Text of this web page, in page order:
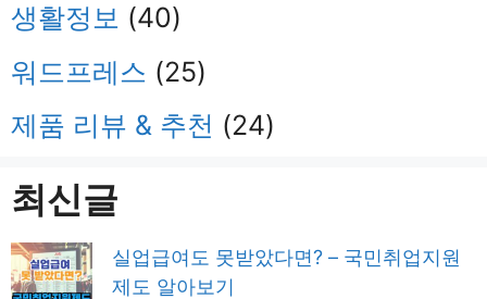
생활정보 (40)
워드프레스 (25)
제품 리뷰 & 추천 (24)
최신글
실업급여도 못받았다면? – 국민취업지원
제도 알아보기